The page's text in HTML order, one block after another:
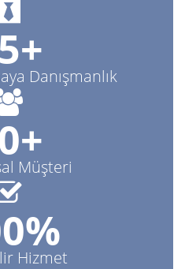
Danışmanlık
Müşteri
Hizmet